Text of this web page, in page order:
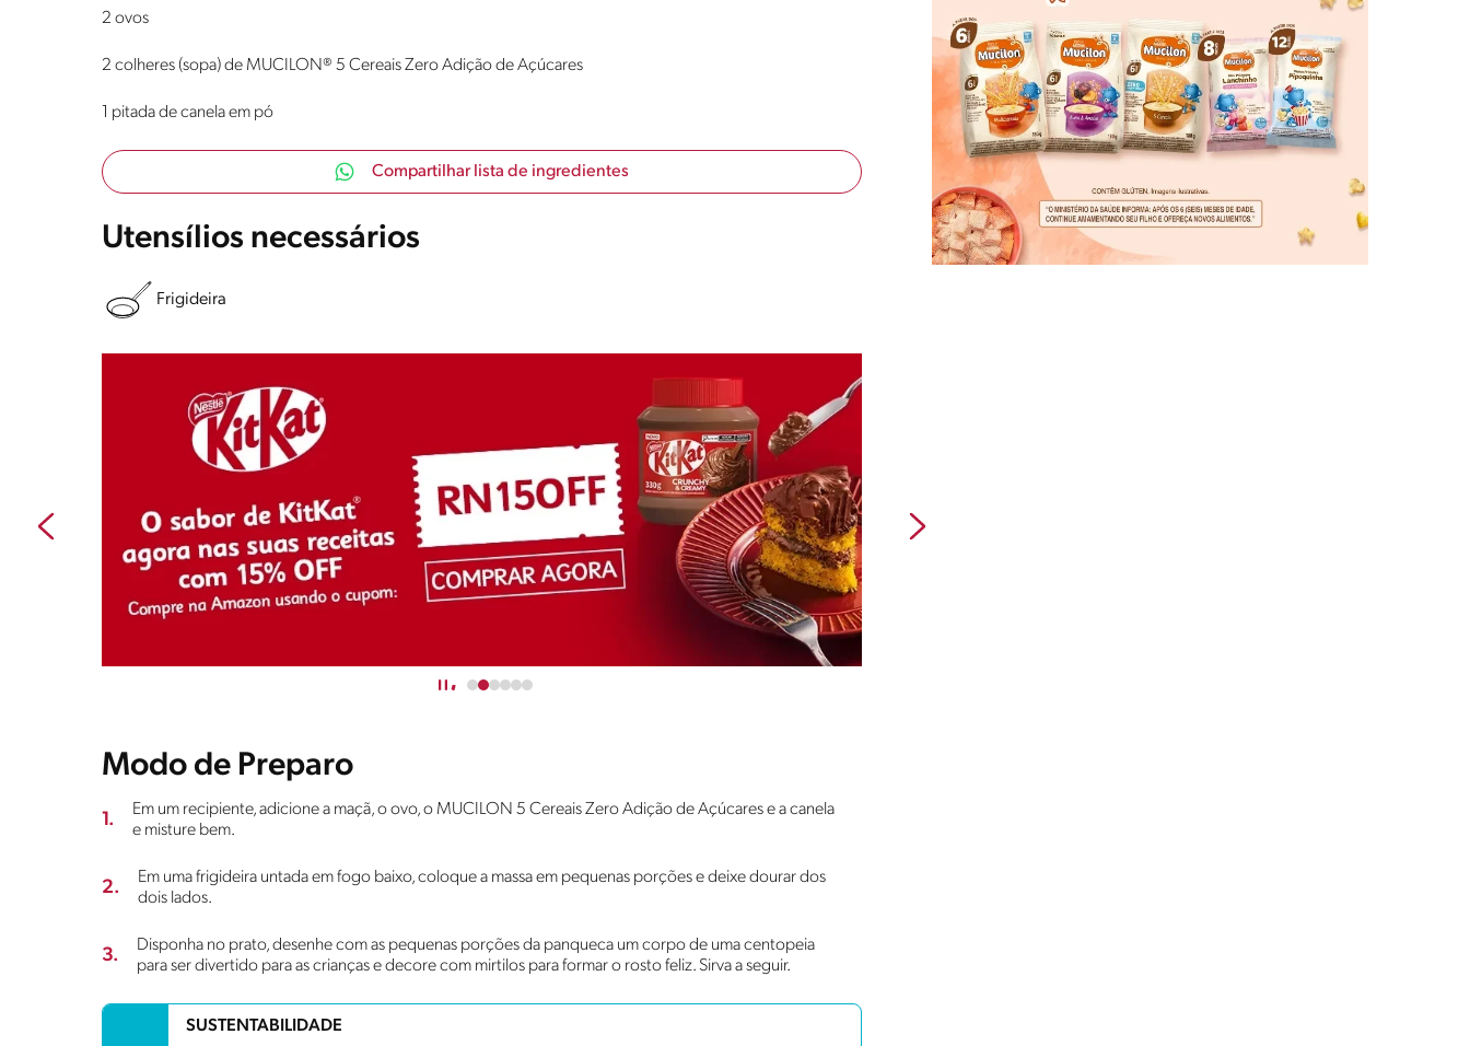
2 ovos
2 colheres (sopa) de MUCILON® 5 Cereais Zero Adição de Açúcares
1 pitada de canela em pó
Compartilhar lista de ingredientes
Utensílios necessários
Frigideira
Modo de Preparo
1.
Em um recipiente, adicione a maçã, o ovo, o MUCILON 5 Cereais Zero Adição de Açúcares e a canela
e misture bem.
2.
Em uma frigideira untada em fogo baixo, coloque a massa em pequenas porções e deixe dourar dos
dois lados.
3.
Disponha no prato, desenhe com as pequenas porções da panqueca um corpo de uma centopeia
para ser divertido para as crianças e decore com mirtilos para formar o rosto feliz. Sirva a seguir.
SUSTENTABILIDADE